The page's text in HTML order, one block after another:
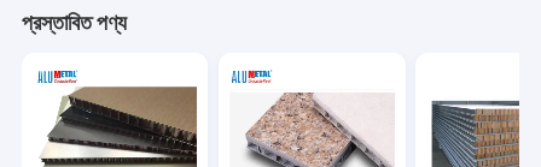
প্রস্তাবিত পণ্য